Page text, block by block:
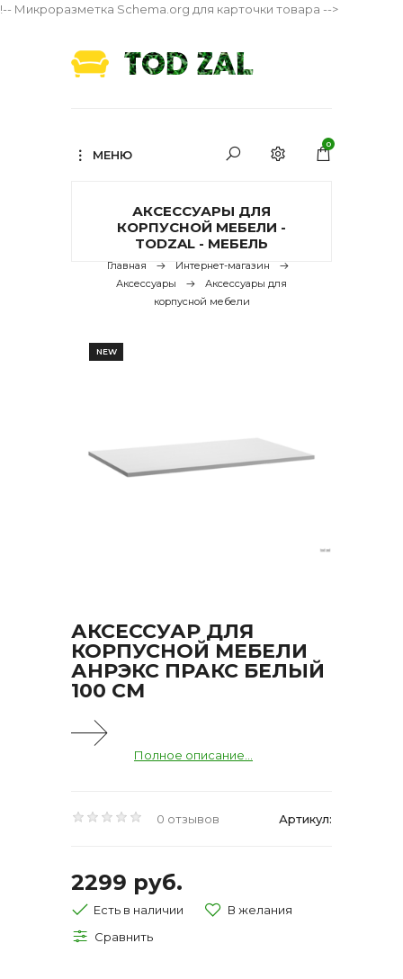
!-- Микроразметка Schema.org для карточки товара -->
МЕНЮ
0
АКСЕССУАРЫ ДЛЯ
КОРПУСНОЙ МЕБЕЛИ -
TODZAL - МЕБЕЛЬ
Главная
Интернет-магазин
Аксессуары
Аксессуары для
корпусной мебели
NEW
АКСЕССУАР ДЛЯ
КОРПУСНОЙ МЕБЕЛИ
АНРЭКС ПРАКС БЕЛЫЙ
100 СМ
Полное описание...
0 отзывов Артикул:
2299 руб.
Есть в наличии